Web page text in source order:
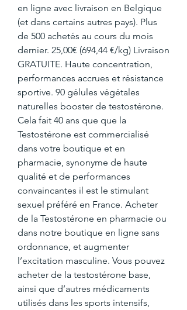
en ligne avec livraison en Belgique
(et dans certains autres pays). Plus
de 500 achetés au cours du mois
dernier. 25,00€ (694,44 €/kg) Livraison
GRATUITE. Haute concentration,
performances accrues et résistance
sportive. 90 gélules végétales
naturelles booster de testostérone.
Cela fait 40 ans que que la
Testostérone est commercialisé
dans votre boutique et en
pharmacie, synonyme de haute
qualité et de performances
convaincantes il est le stimulant
sexuel préféré en France. Acheter
de la Testostérone en pharmacie ou
dans notre boutique en ligne sans
ordonnance, et augmenter
l’excitation masculine. Vous pouvez
acheter de la testostérone base,
ainsi que d’autres médicaments
utilisés dans les sports intensifs,